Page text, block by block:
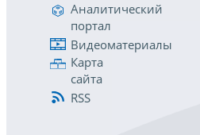
Аналитический
портал
Видеоматериалы
Карта
сайта
RSS